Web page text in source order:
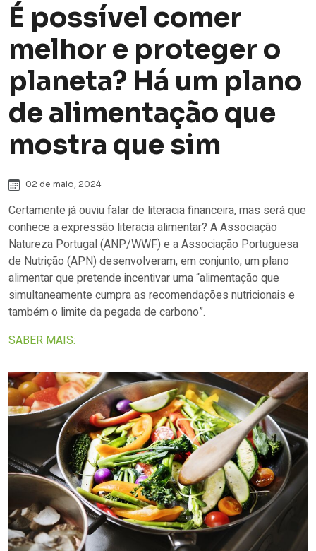
É possível comer
melhor e proteger o
planeta? Há um plano
de alimentação que
mostra que sim
02 de maio, 2024
Certamente já ouviu falar de literacia financeira, mas será que
conhece a expressão literacia alimentar? A Associação
Natureza Portugal (ANP/WWF) e a Associação Portuguesa
de Nutrição (APN) desenvolveram, em conjunto, um plano
alimentar que pretende incentivar uma “alimentação que
simultaneamente cumpra as recomendações nutricionais e
também o limite da pegada de carbono”.
SABER MAIS: